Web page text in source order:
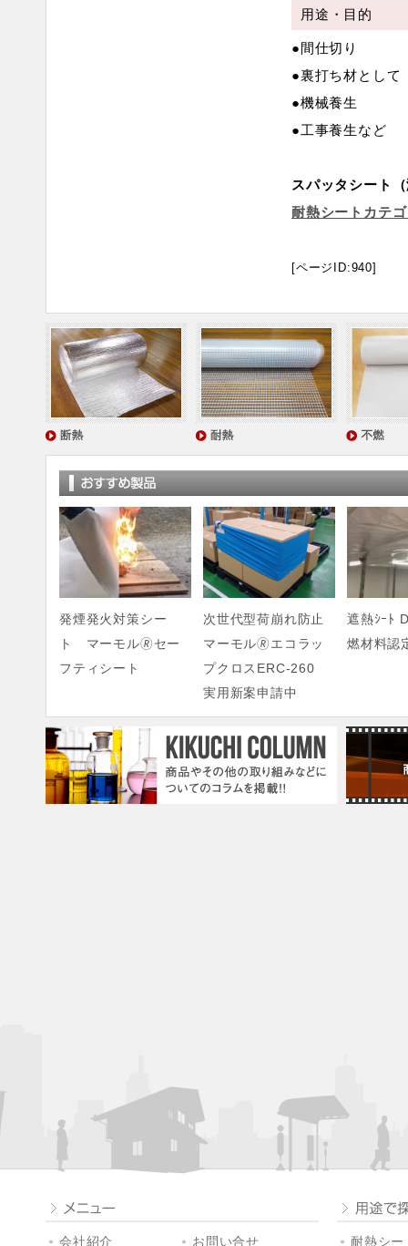
用途・目的
●間仕切り
●裏打ち材として
●機械養生
●工事養生など
スパッタシート
耐熱シートカテ
[ページID:940]
発煙発火対策シー
ト マーモル🄬セー
フティシート
次世代型荷崩れ防止
マーモル🄬エコラッ
プクロスERC-260
実用新案申請中
遮熱ｼｰﾄ
燃材料認
会社紹介 お問い合せ 耐熱シ